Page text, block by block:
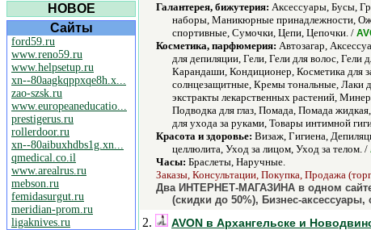
НОВОЕ
Сайты
ford59.ru
www.reno59.ru
www.helpsetup.ru
xn--80aagkqppxqe8h.x...
zao-szsk.ru
www.europeaneducatio...
prestigerus.ru
rollerdoor.ru
xn--80aibuxhdbs1g.xn...
qmedical.co.il
www.arealrus.ru
mebson.ru
femidasurgut.ru
meridian-prom.ru
ligaknives.ru
Галантерея, бижутерия: Аксессуары, Бусы,
наборы, Маникюрные принадлежности,
спортивные, Сумочки, Цепи, Цепочки. /
Косметика, парфюмерия: Автозагар,
для депиляции, Гели, Гели для волос,
Карандаши, Кондиционер, Косметика для
солнцезащитные, Кремы тональные, Лаки
экстракты лекарственных растений,
Подводка для глаз, Помада, Помада
для ухода за руками, Товары интимной
Красота и здоровье: Визаж, Гигиена,
целлюлита, Уход за лицом, Уход за телом. /
Часы: Браслеты, Наручные.
Заказы, Консультации, Покупка, Продажа
Два ИНТЕРНЕТ-МАГАЗИНА в одном
(скидки до 50%), Бизнес-
2. AVON в Архангельске и